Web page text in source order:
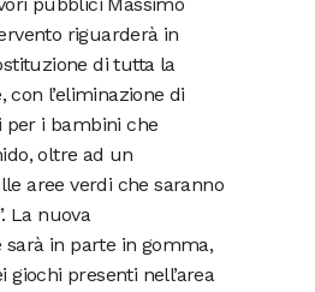
pubblici Massimo
riguarderà in
di tutta la
con l’eliminazione di
per i bambini che
oltre ad un
aree verdi che saranno
La nuova
sarà in parte in gomma,
giochi presenti nell’area